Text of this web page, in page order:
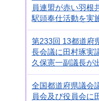
員連盟が赤い羽根
駅頭奉仕活動を実
第233回 13都道府
長会議に田村琢実
久保憲一副議長が
全国都道府県議会
員会及び役員会に